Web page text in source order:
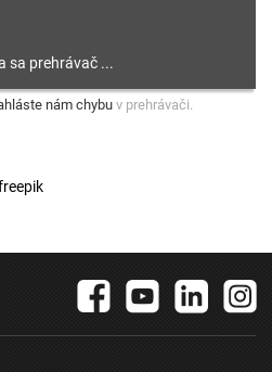
nám chybu v prehrávači.